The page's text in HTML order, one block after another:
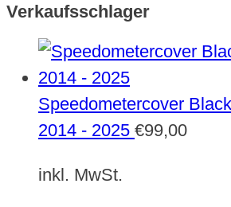
Verkaufsschlager
Speedometercover
2014 - 2025 €99,00
inkl. MwSt.